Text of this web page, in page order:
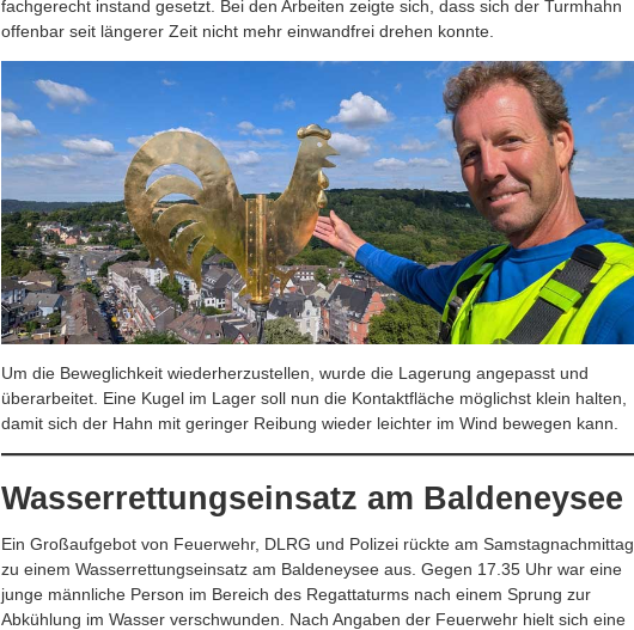
fachgerecht instand gesetzt. Bei den Arbeiten zeigte sich, dass sich der Turmhahn
offenbar seit längerer Zeit nicht mehr einwandfrei drehen konnte.
Um die Beweglichkeit wiederherzustellen, wurde die Lagerung angepasst und
überarbeitet. Eine Kugel im Lager soll nun die Kontaktfläche möglichst klein halten,
damit sich der Hahn mit geringer Reibung wieder leichter im Wind bewegen kann.
Wasserrettungseinsatz am Baldeneysee
Ein Großaufgebot von Feuerwehr, DLRG und Polizei rückte am Samstagnachmittag
zu einem Wasserrettungseinsatz am Baldeneysee aus. Gegen 17.35 Uhr war eine
junge männliche Person im Bereich des Regattaturms nach einem Sprung zur
Abkühlung im Wasser verschwunden. Nach Angaben der Feuerwehr hielt sich eine